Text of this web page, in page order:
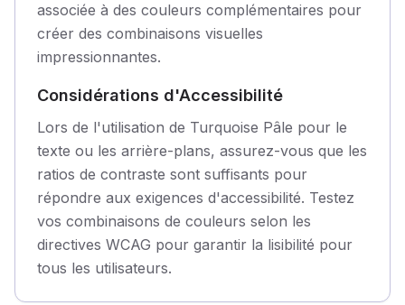
associée à des couleurs complémentaires pour
créer des combinaisons visuelles
impressionnantes.
Considérations d'Accessibilité
Lors de l'utilisation de Turquoise Pâle pour le
texte ou les arrière-plans, assurez-vous que les
ratios de contraste sont suffisants pour
répondre aux exigences d'accessibilité. Testez
vos combinaisons de couleurs selon les
directives WCAG pour garantir la lisibilité pour
tous les utilisateurs.